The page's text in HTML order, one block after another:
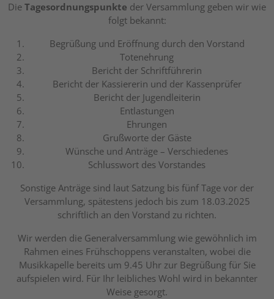
Die Tagesordnungspunkte der Versammlung geben wir wie
folgt bekannt:
Begrüßung und Eröffnung durch den Vorstand
Totenehrung
Bericht der Schriftführerin
Bericht der Kassiererin und der Kassenprüfer
Bericht der Jugendleiterin
Entlastungen
Ehrungen
Grußworte der Gäste
Wünsche und Anträge – Verschiedenes
Schlusswort des Vorstandes
Sonstige Anträge sind laut Satzung bis fünf Tage vor der
Versammlung, spätestens jedoch bis zum 18.03.2025
schriftlich an den Vorstand zu richten.
Wir werden die Generalversammlung wie gewöhnlich im
Rahmen eines Frühschoppens veranstalten, wobei die
Musikkapelle bereits um 9.45 Uhr zur Begrüßung für Sie
aufspielen wird. Für Ihr leibliches Wohl wird in bekannter
Weise gesorgt.